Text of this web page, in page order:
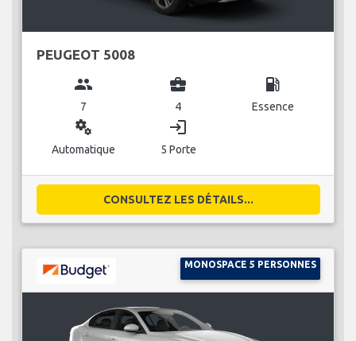
PEUGEOT 5008
group
7
business_center
4
local_gas_station
Essence
miscellaneous_services
Automatique
login
5 Porte
CONSULTEZ LES DÉTAILS...
MONOSPACE 5 PERSONNES